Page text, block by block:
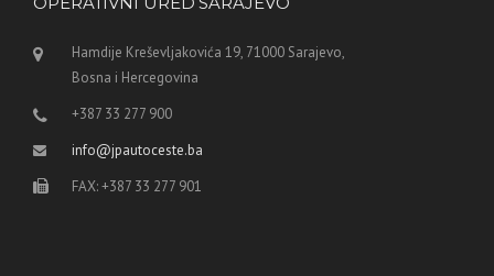
Hamdije Kreševljakovića 19, 71000 Sarajevo,
Bosna i Hercegovina
+387 33 277 900
info@jpautoceste.ba
FAX: +387 33 277 901